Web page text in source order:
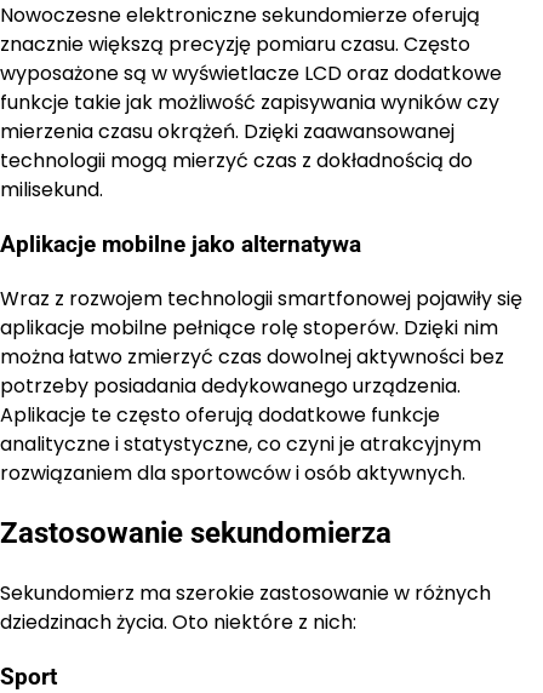
Nowoczesne elektroniczne sekundomierze oferują
znacznie większą precyzję pomiaru czasu. Często
wyposażone są w wyświetlacze LCD oraz dodatkowe
funkcje takie jak możliwość zapisywania wyników czy
mierzenia czasu okrążeń. Dzięki zaawansowanej
technologii mogą mierzyć czas z dokładnością do
milisekund.
Aplikacje mobilne jako alternatywa
Wraz z rozwojem technologii smartfonowej pojawiły się
aplikacje mobilne pełniące rolę stoperów. Dzięki nim
można łatwo zmierzyć czas dowolnej aktywności bez
potrzeby posiadania dedykowanego urządzenia.
Aplikacje te często oferują dodatkowe funkcje
analityczne i statystyczne, co czyni je atrakcyjnym
rozwiązaniem dla sportowców i osób aktywnych.
Zastosowanie sekundomierza
Sekundomierz ma szerokie zastosowanie w różnych
dziedzinach życia. Oto niektóre z nich:
Sport